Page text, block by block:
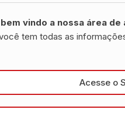
vindo a nossa área de
tem todas as
Acesse o